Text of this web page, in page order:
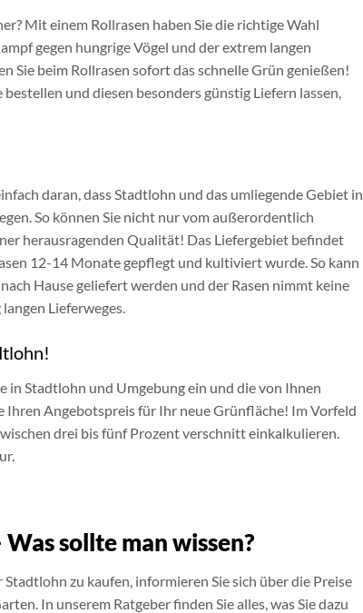
Mit einem Rollrasen haben Sie die richtige Wahl
gegen hungrige Vögel und der extrem langen
Sie beim Rollrasen sofort das schnelle Grün genießen!
und diesen besonders günstig Liefern lassen,
daran, dass Stadtlohn und das umliegende Gebiet in
So können Sie nicht nur vom außerordentlich
herausragenden Qualität! Das Liefergebiet befindet
12-14 Monate gepflegt und kultiviert wurde. So kann
Hause geliefert werden und der Rasen nimmt keine
Lieferweges.
in Stadtlohn und Umgebung ein und die von Ihnen
Angebotspreis für Ihr neue Grünfläche! Im Vorfeld
drei bis fünf Prozent verschnitt einkalkulieren.
sollte man wissen?
zu kaufen, informieren Sie sich über die Preise
In unserem Ratgeber finden Sie alles, was Sie dazu